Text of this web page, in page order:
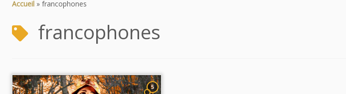
Accueil » francophones
francophones
5